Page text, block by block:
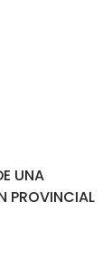
UNA
PROVINCIAL